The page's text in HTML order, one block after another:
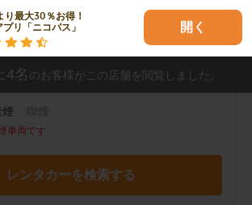
り最大30％お得！
リ「ニコパス」
開く
件
煙 喫煙
車両です
レンタカーを検索する
4名 のお客様がこの店舗を閲覧しました。